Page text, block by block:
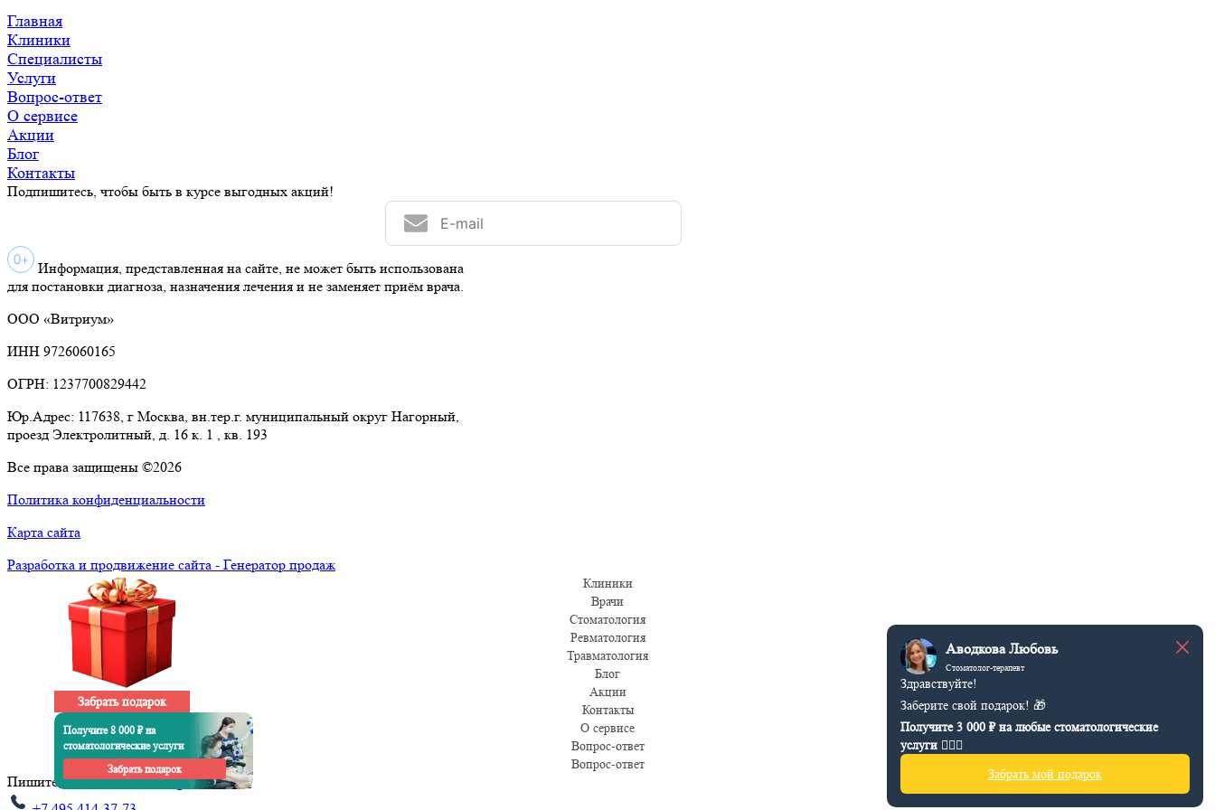
Главная
Клиники
Специалисты
Услуги
Вопрос-ответ
О сервисе
Акции
Блог
Контакты
Подпишитесь, чтобы быть в курсе выгодных акций!
Информация, представленная на сайте, не может быть использована
для постановки диагноза, назначения лечения и не заменяет приём врача.
ООО «Витриум»
ИНН 9726060165
ОГРН: 1237700829442
Юр.Адрес: 117638, г Москва, вн.тер.г. муниципальный округ Нагорный,
проезд Электролитный, д. 16 к. 1 , кв. 193
Все права защищены ©2026
Политика конфиденциальности
Карта сайта
Разработка и продвижение сайта - Генератор продаж
Клиники
Врачи
Стоматология
Ревматология
Травматология
Блог
Акции
Контакты
О сервисе
Вопрос-ответ
Вопрос-ответ
Пишите нам на почту:info@1001doc.ru
Аводкова Любовь
Стоматолог-терапевт
Здравствуйте!
Заберите свой подарок! 🎁
Получите 3 000 ₽ на любые стоматологические
услуги 👩🏻‍⚕️
Забрать мой подарок
Забрать подарок
Получите 8 000 ₽ на
стоматологические услуги
Забрать подарок